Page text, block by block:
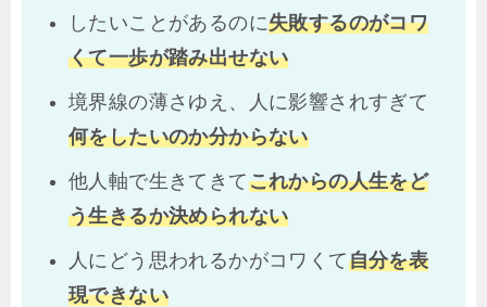
したいことがあるのに失敗するのがコワ
くて一歩が踏み出せない
境界線の薄さゆえ、人に影響されすぎて
何をしたいのか分からない
他人軸で生きてきてこれからの人生をど
う生きるか決められない
人にどう思われるかがコワくて自分を表
現できない